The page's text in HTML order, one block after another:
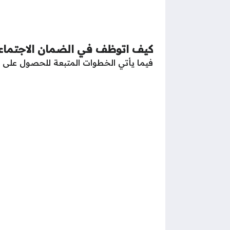
كيف اتوظف في الضمان
فيما يأتي الخطوات المتبعة للحصول